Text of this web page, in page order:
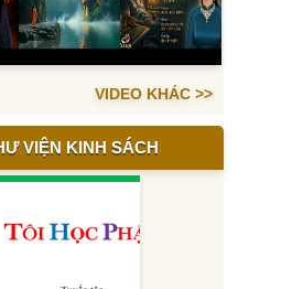
VIDEO KHÁC >>
VIỆN KINH SÁCH